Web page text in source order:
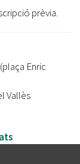
prèvia.
(plaça Enric
Vallès